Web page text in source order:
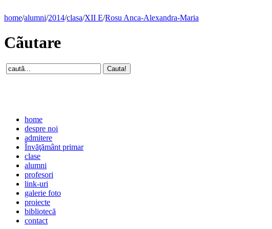
home/alumni/2014/clasa/XII E/Rosu Anca-Alexandra-Maria
Cãutare
home
despre noi
admitere
Învăţământ primar
clase
alumni
profesori
link-uri
galerie foto
proiecte
bibliotecă
contact